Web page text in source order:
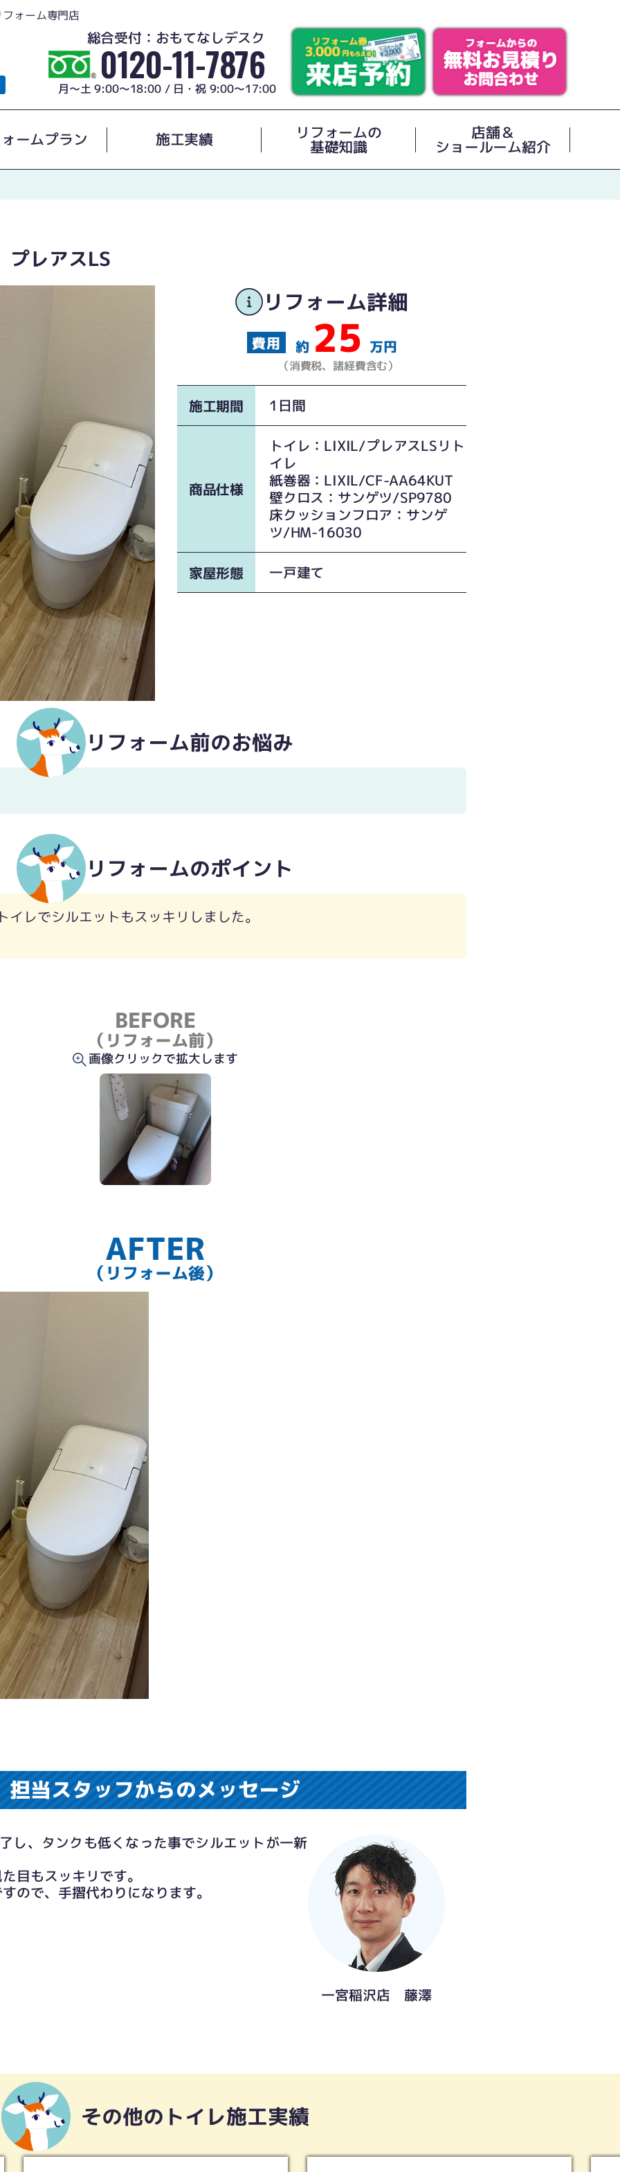
ォーム専門店
総合受付：おもてなしデスク
0120-11-7876
月～土 9:00～18:00 / 日・祝 9:00～17:00
ームプラン 施工実績 リフォームの
基礎知識
店舗＆
ショールーム紹介
レアスLS
リフォーム詳細
約 25 万円
（消費税、諸経費含む）
施工期間 1日間
商品仕様
トイレ：LIXIL/プレアスLSリト
イレ
紙巻器：LIXIL/CF-AA64KUT
壁クロス：サンゲツ/SP9780
床クッションフロア：サンゲ
ツ/HM-16030
家屋形態 一戸建て
リフォーム前のお悩み
リフォームのポイント
レでシルエットもスッキリしました。
BEFORE
（リフォーム前）
画像クリックで拡大します
AFTER
（リフォーム後）
担当スタッフからのメッセージ
し、タンクも低くなった事でシルエットが一新
目もスッキリです。
ので、手摺代わりになります。
一宮稲沢店 藤澤
その他のトイレ施工実績